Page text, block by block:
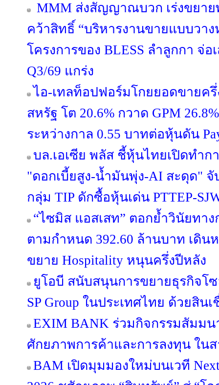
MMM ส่งสัญญาณบวก เร่งขยาย
คว้าสิทธิ์ “บริหารงานขายแบบวา
โครงการของ BLESS ลำลูกกา จ่
Q3/69 แกร่ง
ไอ-เทลท็อปฟอร์มโกยยอดขายค
สหรัฐ โต 20.6% กวาด GPM
ระหว่างกาล 0.55 บาทต่อหุ้นดัน
บล.เอเซีย พลัส ชี้หุ้นไทยเปิดทำก
"ดอกเบี้ยสูง-น้ำมันพุ่ง-AI สะดุด"
กลุ่ม TIP ดักซื้อหุ้นเด่น PTTEP-
“ไซมิส แอสเสท” ตอกย้ำวินัยทา
ตามกำหนด 392.60 ล้านบาท เดิน
ขยาย Hospitality หนุนครึ่งปีหลัง
ยูโอบี สนับสนุนการขยายธุรกิจโ
SP Group ในประเทศไทย ด้วยสิน
EXIM BANK ร่วมกิจกรรมสัมมน
ศักยภาพการค้าและการลงทุน ใน
BAM เปิดมุมมองใหม่บนเวที Next